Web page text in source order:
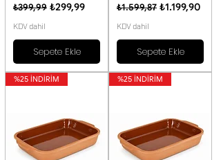
Normal Fiyat
₺399,99 İndirimli Fiyat
₺299,99
KDV dahil
Sepete Ekle
Normal Fiyat
₺1.599,87 İndirimli Fiyat
₺1.199,90
KDV dahil
Sepete Ekle
%25 İNDİRİM %25 İNDİRİM